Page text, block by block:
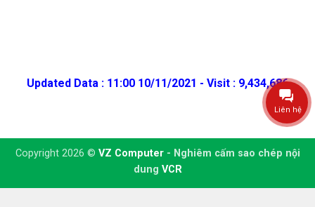
Updated Data : 11:00 10/11/2021 - Visit : 9,434,686
Copyright 2026 © VZ Computer- Nghiêm cấm sao chép nội
dung VCR
Liên hệ